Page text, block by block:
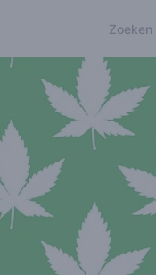
Zoeken